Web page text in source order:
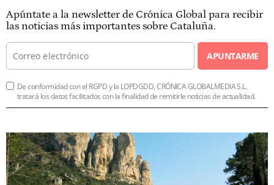
Apúntate a la newsletter de Crónica Global para recibir
las noticias más importantes sobre Cataluña.
APUNTARME
De conformidad con el RGPD y la LOPDGDD, CRÓNICA GLOBALMEDIA S.L.
tratará los datos facilitados con la finalidad de remitirle noticias de actualidad.